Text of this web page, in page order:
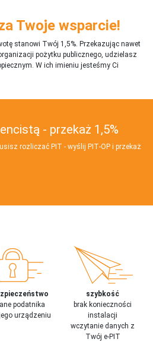
Twoje wsparcie!
stanowi Twój 1,5%. Przekazując nawet
pożytku publicznego, udzielasz
W ich imieniu jesteśmy Ci
- przekaż 1,5%
rozliczać PIT - wyślij PIT‑OP i przekaż
podatnika
urządzeniu
szybkość
brak konieczności
instalacji
wczytanie danych z
Twój e-PIT